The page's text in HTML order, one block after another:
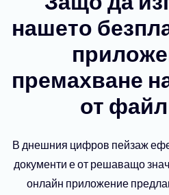
нашето
премахване
от файл
В днешния цифров пейзаж
документи е от решаващо
онлайн приложение